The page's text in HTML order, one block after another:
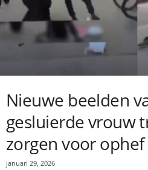
Nieuwe beelden
gesluierde vrouw
zorgen voor ophef
januari 29, 2026